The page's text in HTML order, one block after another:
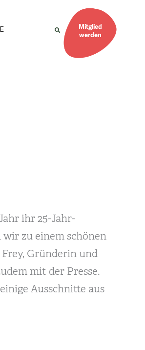
Mitglied
werden
ihr 25-Jahr-
wir zu einem schönen
Gründerin und
mit der Presse.
Ausschnitte aus